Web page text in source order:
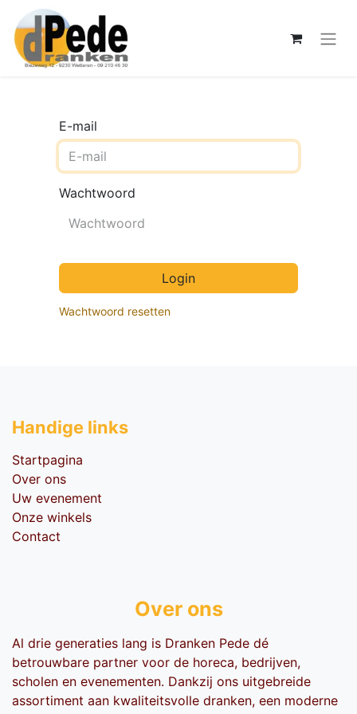
E-mail
Wachtwoord
Login
Wachtwoord resetten
Handige li​nks
Startpagina
Over ons
Uw evenement
Onze winkels
Contact
Over ons
Al drie generaties lang is Dranken Pede dé
betrouwbare partner voor de horeca, bedrijven,
scholen en evenementen. Dankzij ons uitgebreide
assortiment aan kwaliteitsvolle dranken, een moderne